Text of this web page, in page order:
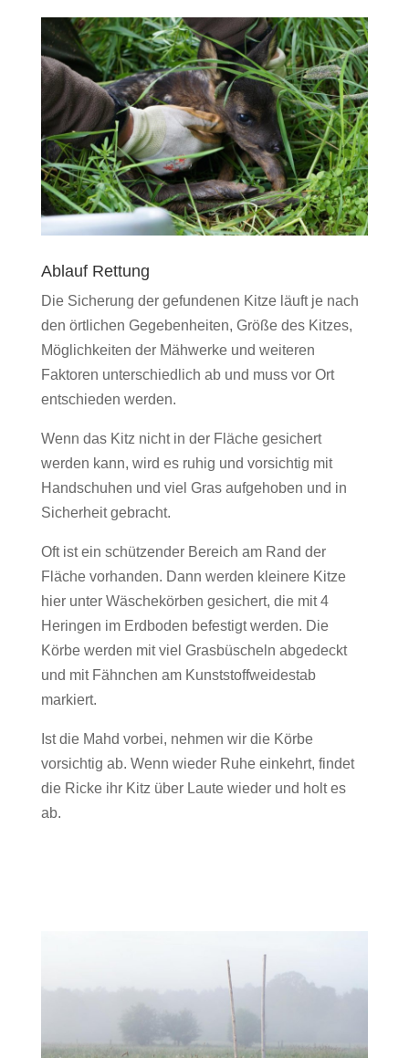
Ablauf Rettung
Die Sicherung der gefundenen Kitze läuft je nach
den örtlichen Gegebenheiten, Größe des Kitzes,
Möglichkeiten der Mähwerke und weiteren
Faktoren unterschiedlich ab und muss vor Ort
entschieden werden.
Wenn das Kitz nicht in der Fläche gesichert
werden kann, wird es ruhig und vorsichtig mit
Handschuhen und viel Gras aufgehoben und in
Sicherheit gebracht.
Oft ist ein schützender Bereich am Rand der
Fläche vorhanden. Dann werden kleinere Kitze
hier unter Wäschekörben gesichert, die mit 4
Heringen im Erdboden befestigt werden. Die
Körbe werden mit viel Grasbüscheln abgedeckt
und mit Fähnchen am Kunststoffweidestab
markiert.
Ist die Mahd vorbei, nehmen wir die Körbe
vorsichtig ab. Wenn wieder Ruhe einkehrt, findet
die Ricke ihr Kitz über Laute wieder und holt es
ab.